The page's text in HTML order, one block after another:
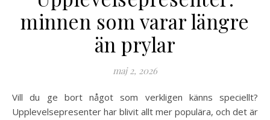
minnen som varar längre
än prylar
maj 2, 2026
Vill du ge bort något som verkligen känns speciellt?
Upplevelsepresenter har blivit allt mer populära, och det är